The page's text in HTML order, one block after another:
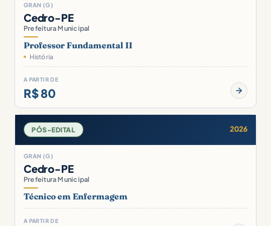
GRAN (G)
Cedro-PE
Prefeitura Municipal
Professor Fundamental II
História
A PARTIR DE
R$ 80
PÓS-EDITAL 2026
GRAN (G)
Cedro-PE
Prefeitura Municipal
Técnico em Enfermagem
A PARTIR DE